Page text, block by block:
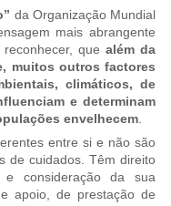
da Organização Mundial
mais abrangente
reconhecer, quealém da
muitos outros factores
climáticos, de
e determinam
envelhecem.
entre si e não são
de cuidados. Têm direito
consideração da sua
apoio, de prestação de